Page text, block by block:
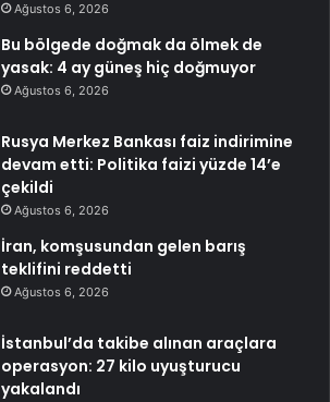
Ağustos 6, 2026
Bu bölgede doğmak da ölmek de
yasak: 4 ay güneş hiç doğmuyor
Ağustos 6, 2026
Rusya Merkez Bankası faiz indirimine
devam etti: Politika faizi yüzde 14’e
çekildi
Ağustos 6, 2026
İran, komşusundan gelen barış
teklifini reddetti
Ağustos 6, 2026
İstanbul’da takibe alınan araçlara
operasyon: 27 kilo uyuşturucu
yakalandı